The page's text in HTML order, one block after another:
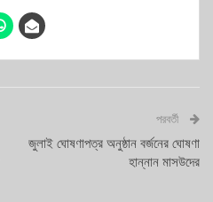
পরবর্তী
জুলাই ঘোষণাপত্র অনুষ্ঠান বর্জনের ঘোষণা
হান্নান মাসউদের